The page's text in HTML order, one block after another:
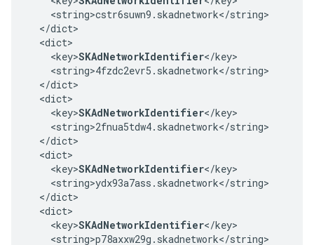
    <string>cstr6suwn9.skadnetwork</string>
  </dict>
  <dict>
    <key>
SKAdNetworkIdentifier</key>
    <string>4fzdc2evr5.skadnetwork</string>
  </dict>
  <dict>
    <key>
SKAdNetworkIdentifier</key>
    <string>2fnua5tdw4.skadnetwork</string>
  </dict>
  <dict>
    <key>
SKAdNetworkIdentifier</key>
    <string>ydx93a7ass.skadnetwork</string>
  </dict>
  <dict>
    <key>
SKAdNetworkIdentifier</key>
    <string>p78axxw29g.skadnetwork</string>